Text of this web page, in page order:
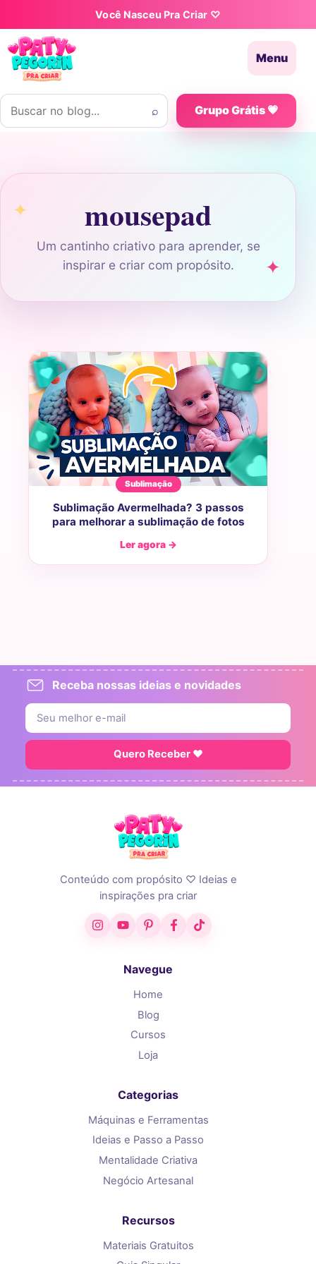
Pular para o conteúdoVocê Nasceu Pra Criar ♡
Menu
Buscar por:
⌕ Grupo Grátis 💗
mousepad
Um cantinho criativo para aprender, se
inspirar e criar com propósito.
Sublimação
Sublimação Avermelhada? 3 passos
para melhorar a sublimação de fotos
Ler agora →
Receba nossas ideias e novidades
Quero Receber ♥
Conteúdo com propósito ♡ Ideias e
inspirações pra criar
InstagramYouTubePinterestFacebook
TikTok
Navegue
Home
Blog
Cursos
Loja
Categorias
Máquinas e Ferramentas
Ideias e Passo a Passo
Mentalidade Criativa
Negócio Artesanal
Recursos
Materiais Gratuitos